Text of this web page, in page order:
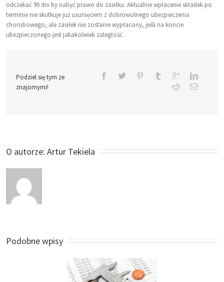
odczekać 90 dni by nabyć prawo do zasiłku. Aktualnie wpłacenie składek po
terminie nie skutkuje już usunięciem z dobrowolnego ubezpieczenia
chorobowego, ale zasiłek nie zostanie wypłacony, jeśli na koncie
ubezpieczonego jest jakakolwiek zaległość.
Podziel się tym ze
znajomymi!
O autorze: Artur Tekiela
Podobne wpisy